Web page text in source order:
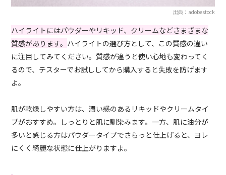
出典：adobestock
ハイライトにはパウダーやリキッド、クリームなどさまざまな
質感があります。 ハイライトの選び方として、この質感の違い
に注目してみてください。質感が違うと使い心地も変わってく
るので、テスターでお試ししてから購入すると失敗を防げます
よ。
肌が乾燥しやすい方は、潤い感のあるリキッドやクリームタイ
プがおすすめ。しっとりと肌に馴染みます。一方、肌に油分が
多いと感じる方はパウダータイプでさらっと仕上げると、ヨレ
にくく綺麗な状態に仕上がりますよ。